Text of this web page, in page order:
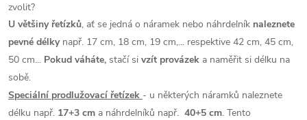
zvolit?
U většiny řetízků, ať se jedná o náramek nebo náhrdelník naleznete
pevné délkynapř. 17 cm, 18 cm, 19 cm,... respektive 42 cm, 45 cm,
50 cm... Pokud váháte, stačí si vzít provázek a naměřit si délku na
sobě.
Speciální prodlužovací řetízek - u některých náramků naleznete
délku např. 17+3 cm a náhrdelníků např. 40+5 cm. Tento